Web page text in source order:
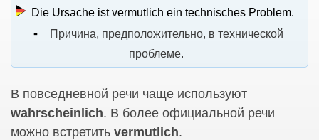
Die Ursache ist vermutlich ein technisches Problem.
Причина, предположительно, в технической
проблеме.
В повседневной речи чаще используют
wahrscheinlich. В более официальной речи
можно встретить vermutlich.